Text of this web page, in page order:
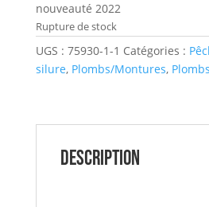
nouveauté 2022
Rupture de stock
UGS : 75930-1-1 Catégories :
silure, Plombs/Montures,
Description